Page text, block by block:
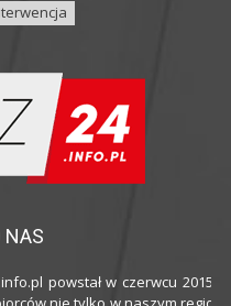
NAS
powstał w czerwcu 2015